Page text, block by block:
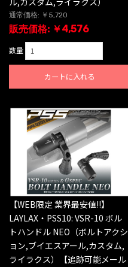
通常価格: ￥5,720
販売価格: ￥4,576
数量
カートに入れる
【WEB限定 業界最安値!!】
LAYLAX・PSS10: VSR-10 ボル
トハンドル NEO（ボルトアクシ
ョン,ブイエスアール,カスタム,
ライラクス）【追跡可能メール